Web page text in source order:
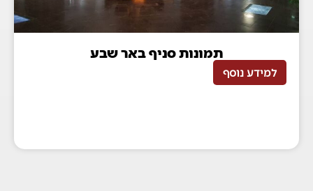
תמונות סניף באר שבע
למידע נוסף